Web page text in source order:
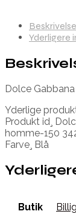
Beskrivelse
Yderligere
Dolce
Yderlige
Produkt id¸
homme-150
Farve¸ Blå
Butik